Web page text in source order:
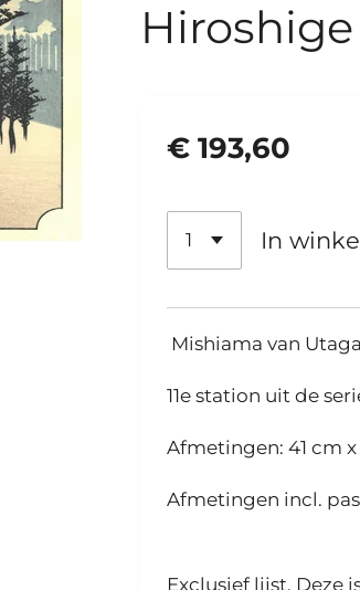
€ 193,60
In
Mishiama van
11e station uit de
Afmetingen: 41 cm
Afmetingen incl.
Exclusief lijst. Deze